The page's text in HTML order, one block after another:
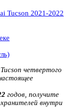
Tucson 2021-2022
четвертого
годов, получите
внутри